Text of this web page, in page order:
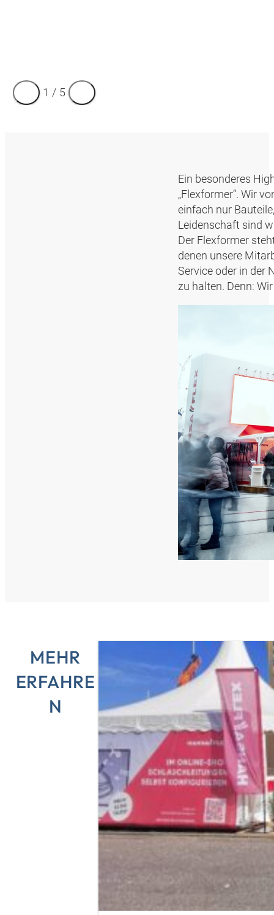
1 / 5
Ein besonderes
„Flexformer“. Wir
einfach nur
Leidenschaft sind
Der Flexformer
denen unsere
Service oder in der
zu halten. Denn:
MEHR
ERFAHRE
N